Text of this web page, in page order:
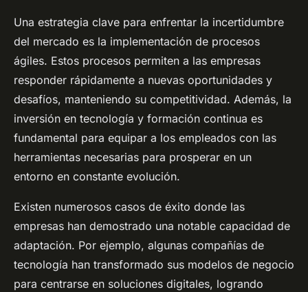
Una estrategia clave para enfrentar la incertidumbre
del mercado es la implementación de procesos
ágiles. Estos procesos permiten a las empresas
responder rápidamente a nuevas oportunidades y
desafíos, manteniendo su competitividad. Además, la
inversión en tecnología y formación continua es
fundamental para equipar a los empleados con las
herramientas necesarias para prosperar en un
entorno en constante evolución.
Existen numerosos casos de éxito donde las
empresas han demostrado una notable capacidad de
adaptación. Por ejemplo, algunas compañías de
tecnología han transformado sus modelos de negocio
para centrarse en soluciones digitales, logrando